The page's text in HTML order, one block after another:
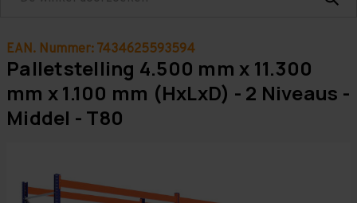
EAN. Nummer: 7434625593594
Palletstelling 4.500 mm x 11.300
mm x 1.100 mm (HxLxD) - 2 Niveaus -
Middel - T80